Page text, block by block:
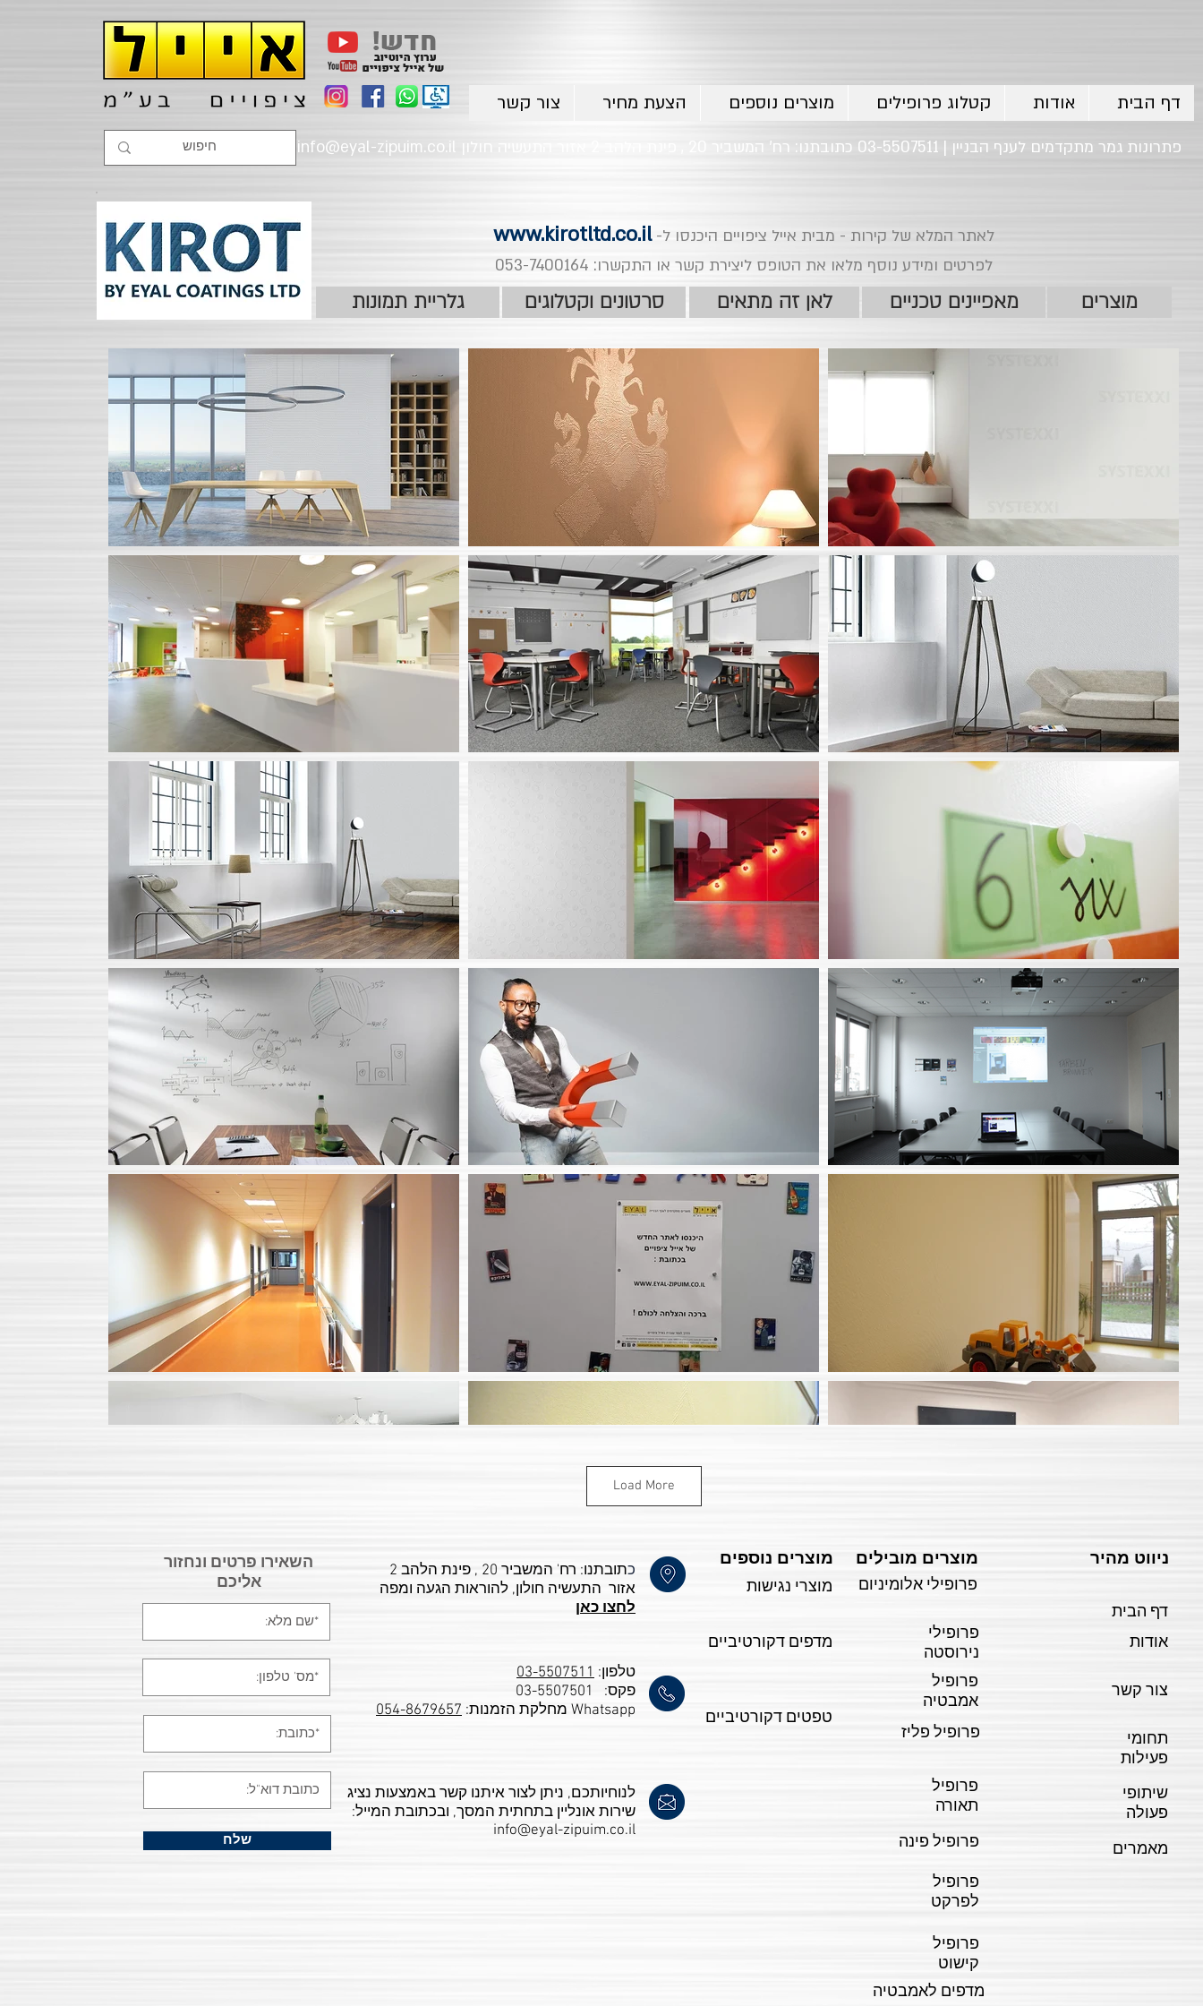
דף הבית אודות קטלוג פרופילים מוצרים נוספים הצעת מחיר צור קשר
פתרונות גמר מתקדמים לענף הבניין | 03-5507511 כתובתנו: רח' המשביר 20 , פינת הלהב 2 אזור התעשיה חולון info@eyal-zipuim.co.il
לאתר המלא של קירות - מבית אייל ציפויים היכנסו ל-www.kirotltd.co.il
לפרטים ומידע נוסף מלאו את הטופס ליצירת קשר או התקשרו: 053-7400164
גלריית תמונות סרטונים וקטלוגים לאן זה מתאים מאפיינים טכניים מוצרים
Load More
השאירו פרטים ונחזור
אליכם
שלח
כ
תובתנו: רח' המשביר 20 , פינת הלהב 2
אזור התעשיה חולון, להוראות הגעה ומפה
לחצו כאן
טלפון: 03-5507511
פקס: 03-5507501
Whatsapp מחלקת הזמנות:
054-8679657
לנוחיותכם, ניתן לצור איתנו קשר באמצעות נציג
שירות אונליין בתחתית המסך, ובכתובת המייל:
info@eyal-zipuim.co.il
מוצרים נוספים
מוצרי נגישות
מדפים דקורטיביים
טפטים דקורטיביים
מוצרים מובילים
פרופילי אלומיניום
פרופילי
נירוסטה
פרופיל
אמבטיה
פרופיל פליז
פרופיל
תאורה
פרופיל פינה
פרופיל
לפרקט
פרופיל
קישוט
מדפים לאמבטיה
ניווט מהיר
דף הבית
אודות
צור קשר
תחומי
פעילות
שיתופי
פעולה
מאמרים